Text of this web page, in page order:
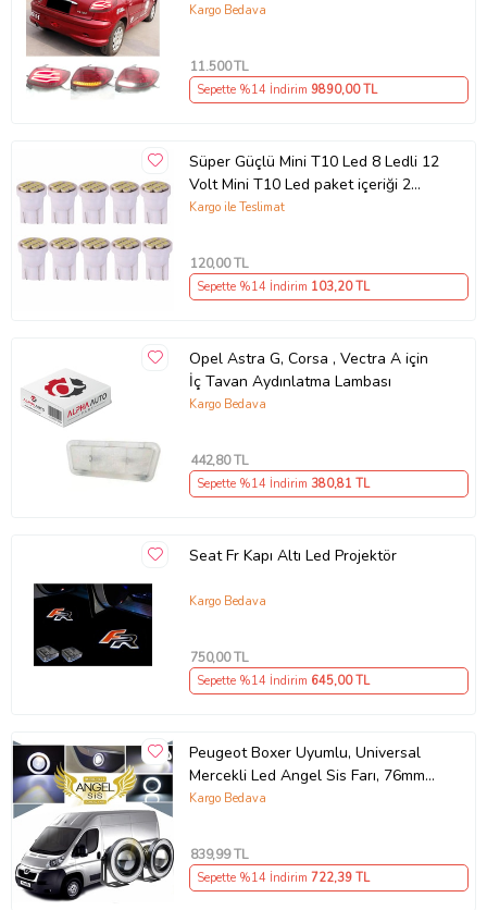
Kargo Bedava
11.500TL
Sepette %14 İndirim 9890,00 TL
Süper Güçlü Mini T10 Led 8 Ledli 12
Volt Mini T10 Led paket içeriği 2
ADET (Kırmızı)
Kargo ile Teslimat
120,00 TL
Sepette %14 İndirim 103,20 TL
Opel Astra G, Corsa , Vectra A için
İç Tavan Aydınlatma Lambası
Kargo Bedava
442,80 TL
Sepette %14 İndirim 380,81 TL
Seat Fr Kapı Altı Led Projektör
Kargo Bedava
750,00 TL
Sepette %14 İndirim 645,00 TL
Peugeot Boxer Uyumlu, Universal
Mercekli Led Angel Sis Farı, 76mm
Beyaz Renk
Kargo Bedava
839,99 TL
Sepette %14 İndirim 722,39 TL